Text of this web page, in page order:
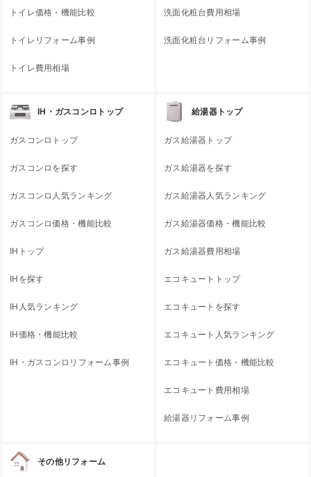
トイレ価格・機能比較
トイレリフォーム事例
トイレ費用相場
洗面化粧台費用相場
洗面化粧台リフォーム事例
IH・ガスコンロトップ
ガスコンロトップ
ガスコンロを探す
ガスコンロ人気ランキング
ガスコンロ価格・機能比較
IHトップ
IHを探す
IH人気ランキング
IH価格・機能比較
IH・ガスコンロリフォーム事例
給湯器トップ
ガス給湯器トップ
ガス給湯器を探す
ガス給湯器人気ランキング
ガス給湯器価格・機能比較
ガス給湯器費用相場
エコキュートトップ
エコキュートを探す
エコキュート人気ランキング
エコキュート価格・機能比較
エコキュート費用相場
給湯器リフォーム事例
その他リフォーム